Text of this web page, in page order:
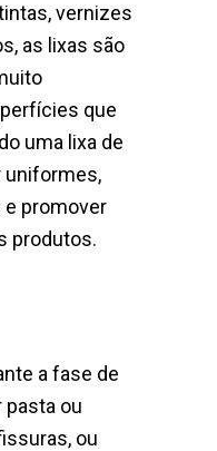
vernizes
as lixas são
que
uma lixa de
uniformes,
e promover
produtos.
a fase de
pasta ou
ou